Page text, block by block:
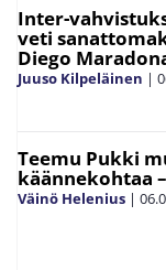
Inter-
veti
Diego
Juuso Kilpeläinen |
Teemu Pukki
käännekohtaa
Väinö Helenius |